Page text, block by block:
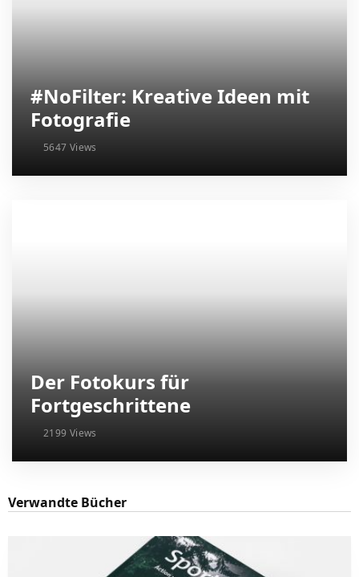
#NoFilter: Kreative Ideen mit
Fotografie
5647 Views
Der Fotokurs für
Fortgeschrittene
2199 Views
Verwandte Bücher